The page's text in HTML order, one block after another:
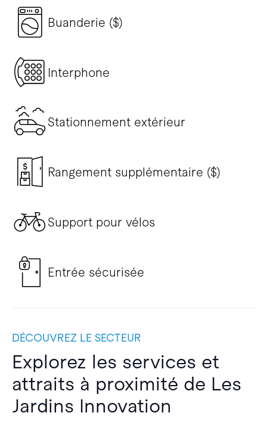
Buanderie ($)
Interphone
Stationnement extérieur
Rangement supplémentaire ($)
Support pour vélos
Entrée sécurisée
DÉCOUVREZ LE SECTEUR
Explorez les services et
attraits à proximité de Les
Jardins Innovation